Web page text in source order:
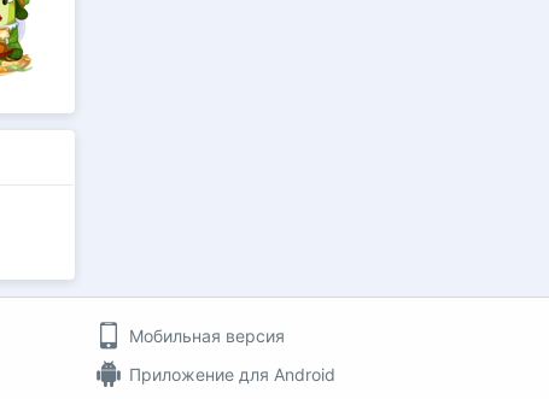
Мобильная версия
Приложение для Android